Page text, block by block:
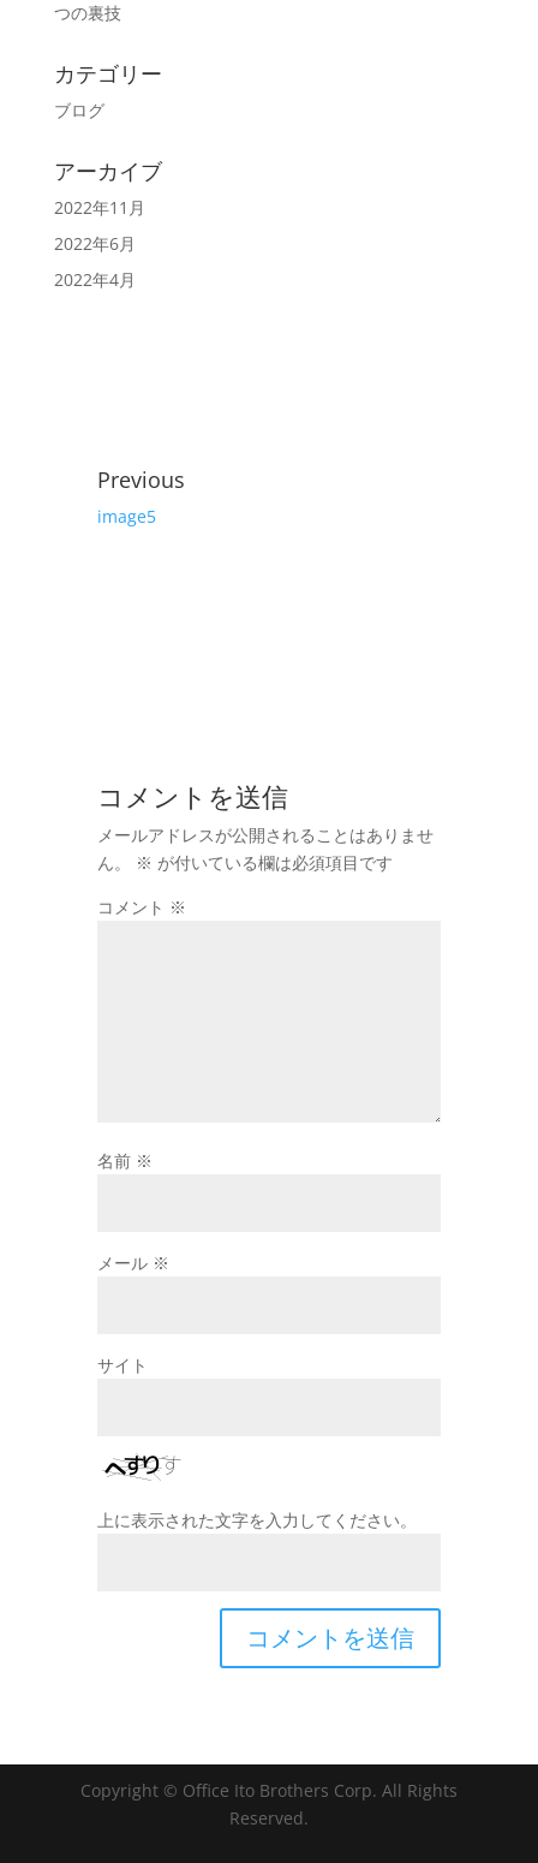
つの裏技
カテゴリー
ブログ
アーカイブ
2022年11月
2022年6月
2022年4月
Previous
image5
コメントを送信
メールアドレスが公開されることはありませ
ん。
※ が付いている欄は必須項目です
コメント ※
名前 ※
メール ※
サイト
上に表示された文字を入力してください。
Copyright © Office Ito Brothers Corp. All Rights
Reserved.